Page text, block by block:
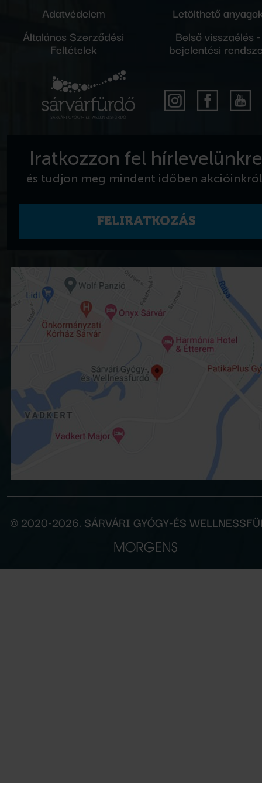
Adatvédelem
Általános Szerződési
Feltételek
Letölthető
Belső visszaélés -
bejelentési
Iratkozzon fel hírlevelünkre
és tudjon meg mindent időben
FELIRATKOZÁS
© 2020-2026. SÁRVÁRI GYÓGY-ÉS